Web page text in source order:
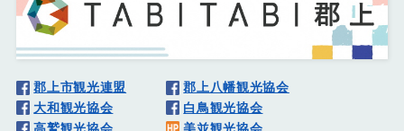
郡上市観光連盟
郡上八幡観光協会
大和観光協会
白鳥観光協会
高鷲観光協会
美並観光協会